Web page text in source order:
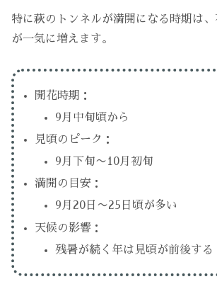
特に萩のトンネルが満開になる時期は
が一気に増えます。
開花時期：
9月中旬頃から
見頃のピーク：
9月下旬〜10月初旬
満開の目安：
9月20日〜25日頃が多い
天候の影響：
残暑が続く年は見頃が前後する